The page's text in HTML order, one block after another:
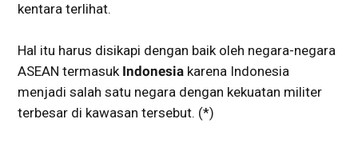
kentara terlihat.
Hal itu harus disikapi dengan baik oleh negara-negara
ASEAN termasuk Indonesia karena Indonesia
menjadi salah satu negara dengan kekuatan militer
terbesar di kawasan tersebut. (*)